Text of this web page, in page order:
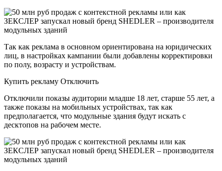
Так как реклама в основном ориентирована на юридических
лиц, в настройках кампании были добавлены корректировки
по полу, возрасту и устройствам.
Купить рекламу Отключить
Отключили показы аудитории младше 18 лет, старше 55 лет, а
также показы на мобильных устройствах, так как
предполагается, что модульные здания будут искать с
десктопов на рабочем месте.